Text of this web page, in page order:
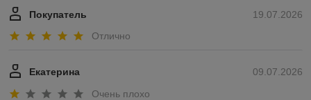
19.07.2026
Покупатель
Отлично
09.07.2026
Екатерина
Очень плохо